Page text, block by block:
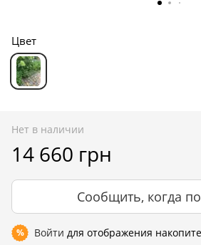
Цвет
Нет в наличии
14 660 грн
Сообщить, когда
% Войти для отображения